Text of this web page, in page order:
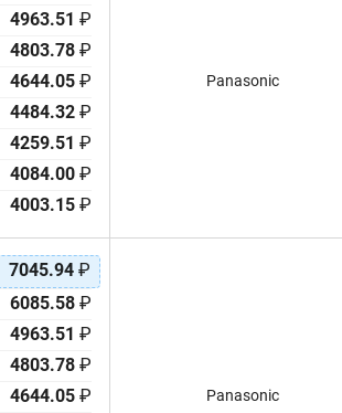
4963.51 ₽
4803.78 ₽
4644.05 ₽
4484.32 ₽
4259.51 ₽
4084.00 ₽
4003.15 ₽
Panasonic
7045.94 ₽
6085.58 ₽
4963.51 ₽
4803.78 ₽
4644.05 ₽
Panasonic